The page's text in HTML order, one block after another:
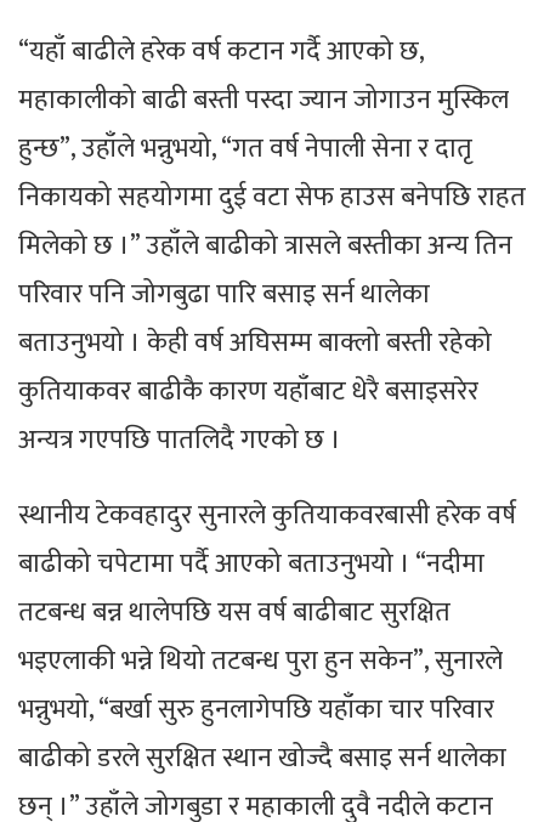
“यहाँ बाढीले हरेक वर्ष कटान गर्दै आएको छ,
महाकालीको बाढी बस्ती पस्दा ज्यान जोगाउन मुस्किल
हुन्छ”, उहाँले भन्नुभयो, “गत वर्ष नेपाली सेना र दातृ
निकायको सहयोगमा दुई वटा सेफ हाउस बनेपछि राहत
मिलेको छ ।” उहाँले बाढीको त्रासले बस्तीका अन्य तिन
परिवार पनि जोगबुढा पारि बसाइ सर्न थालेका
बताउनुभयो । केही वर्ष अघिसम्म बाक्लो बस्ती रहेको
कुतियाकवर बाढीकै कारण यहाँबाट धेरै बसाइसरेर
अन्यत्र गएपछि पातलिदै गएको छ ।
स्थानीय टेकवहादुर सुनारले कुतियाकवरबासी हरेक वर्ष
बाढीको चपेटामा पर्दै आएको बताउनुभयो । “नदीमा
तटबन्ध बन्न थालेपछि यस वर्ष बाढीबाट सुरक्षित
भइएलाकी भन्ने थियो तटबन्ध पुरा हुन सकेन”, सुनारले
भन्नुभयो, “बर्खा सुरु हुनलागेपछि यहाँका चार परिवार
बाढीको डरले सुरक्षित स्थान खोज्दै बसाइ सर्न थालेका
छन् ।” उहाँले जोगबुडा र महाकाली दुवै नदीले कटान